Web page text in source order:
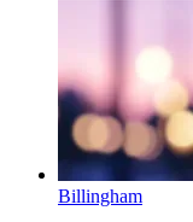
Billingham